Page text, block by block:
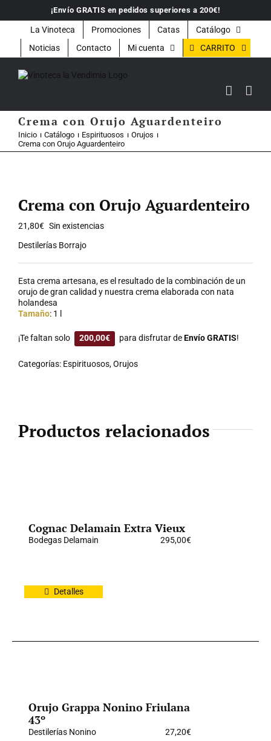
contenido
¡Envío GRATIS en pedidos superiores a 200€!
La Vinoteca Promociones Catas
Catálogo
Noticias
Contacto Mi cuenta CARRITO
Crema con Orujo Aguardenteiro
Inicio Catálogo Espirituosos
Orujos
Crema con Orujo Aguardenteiro
Crema con Orujo Aguardenteiro
21,80€ Sin existencias
Destilerías Borrajo
Esta crema artesana, es el resultado de la combinación de un
orujo de gran calidad y nuestra crema elaborada con nata
holandesa
Tamaño: 1 l
¡Te faltan solo 200,00€ para disfrutar deEnvío GRATIS!
Categorías: Espirituosos,Orujos
Productos relacionados
Cognac Delamain Extra Vieux
Bodegas Delamain 295,00€
Detalles
Orujo Grappa Nonino Friulana
43º
Destilerías Nonino 27,20€